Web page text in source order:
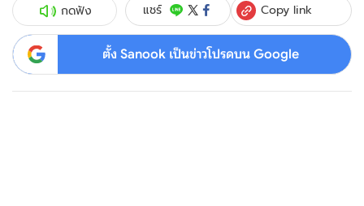
กดฟัง แชร์ Copy link
ตั้ง Sanook เป็นข่าวโปรดบน Google